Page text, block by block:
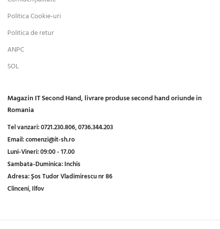
Politica Cookie-uri
Politica de retur
ANPC
SOL
Magazin IT Second Hand, livrare produse second hand oriunde in
Romania
Tel vanzari:0721.230.806,0736.344.203
Email:comenzi@it-sh.ro
Luni-Vineri:09:00 - 17.00
Sambata-Duminica:Inchis
Adresa:Șos Tudor Vladimirescu nr 86
Clinceni, Ilfov